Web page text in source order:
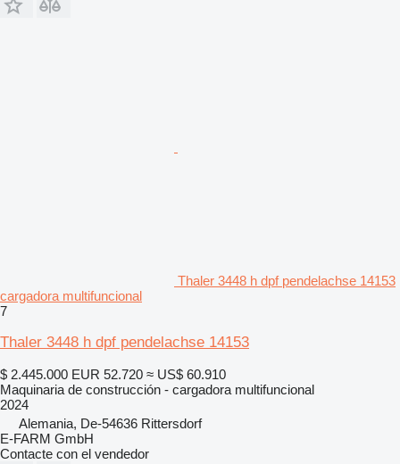
Thaler 3448 h dpf pendelachse 14153
cargadora multifuncional
7
Thaler 3448 h dpf pendelachse 14153
$ 2.445.000 EUR 52.720 ≈ US$ 60.910
Maquinaria de construcción - cargadora multifuncional
2024
Alemania, De-54636 Rittersdorf
E-FARM GmbH
Contacte con el vendedor